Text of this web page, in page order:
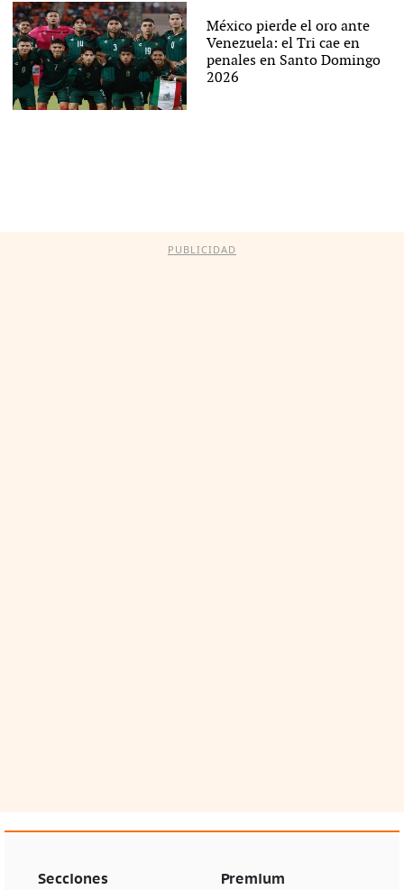
México pierde el oro ante
Venezuela: el Tri cae en
penales en Santo Domingo
2026
PUBLICIDAD
Secciones Premium